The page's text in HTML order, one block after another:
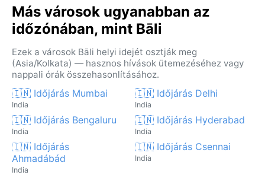
Más városok ugyanabban az
időzónában, mint Bāli
Ezek a városok Bāli helyi idejét osztják meg
(Asia/Kolkata) — hasznos hívások ütemezéséhez vagy
nappali órák összehasonlításához.
🇮🇳 Időjárás Mumbai
India
🇮🇳 Időjárás Delhi
India
🇮🇳 Időjárás Bengaluru
India
🇮🇳 Időjárás Hyderabad
India
🇮🇳 Időjárás
Ahmadábád
India
🇮🇳 Időjárás Csennai
India